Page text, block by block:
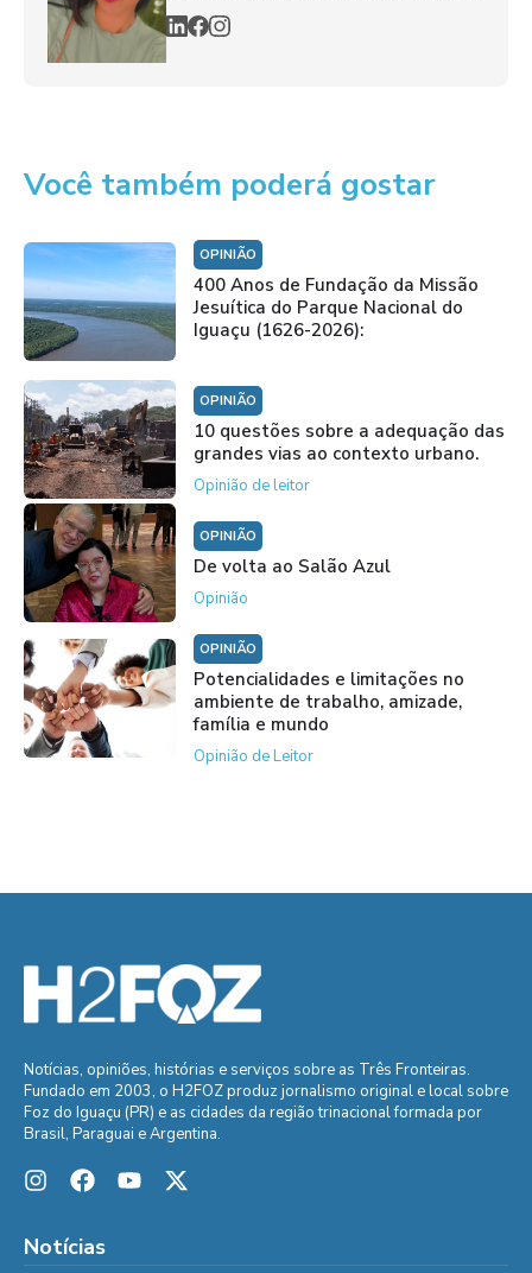
Você também poderá gostar
OPINIÃO
400 Anos de Fundação da Missão
Jesuítica do Parque Nacional do
Iguaçu (1626-2026):
OPINIÃO
10 questões sobre a adequação das
grandes vias ao contexto urbano.
Opinião de leitor
OPINIÃO
De volta ao Salão Azul
Opinião
OPINIÃO
Potencialidades e limitações no
ambiente de trabalho, amizade,
família e mundo
Opinião de Leitor
Notícias, opiniões, histórias e serviços sobre as Três Fronteiras.
Fundado em 2003, o H2FOZ produz jornalismo original e local sobre
Foz do Iguaçu (PR) e as cidades da região trinacional formada por
Brasil, Paraguai e Argentina.
Notícias